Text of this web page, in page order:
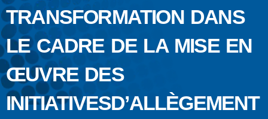
TRANSFORMATION DANS
LE CADRE DE LA MISE EN
ŒUVRE DES
INITIATIVESD’ALLÈGEMENT